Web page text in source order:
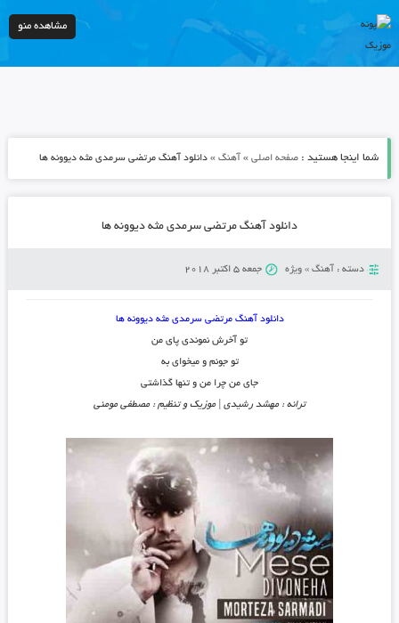
مشاهده منو
شما اینجا هستید : صفحه اصلی» آهنگ» دانلود آهنگ مرتضی سرمدی مثه دیوونه ها
دانلود آهنگ مرتضی سرمدی مثه دیوونه ها
دسته : آهنگ» ویژه جمعه 5 اکتبر 2018
دانلود آهنگ مرتضی سرمدی مثه دیوونه ها
تو آخرش نموندی پای من
تو جونم و میخوای به
جای من چرا من و تنها گذاشتی
ترانه : مهشد رشیدی | موزیک و تنظیم : مصطفی مومنی